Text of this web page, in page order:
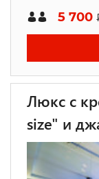
5 700
Люкс с
size" и